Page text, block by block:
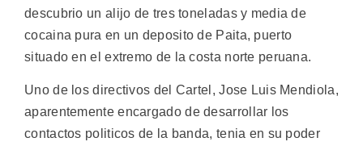
descubrio un alijo de tres toneladas y media de
cocaina pura en un deposito de Paita, puerto
situado en el extremo de la costa norte peruana.
Uno de los directivos del Cartel, Jose Luis Mendiola,
aparentemente encargado de desarrollar los
contactos politicos de la banda, tenia en su poder